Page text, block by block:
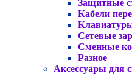
Защитные
Кабели
Сетевые
Сменные
Разное
Аксессуары для